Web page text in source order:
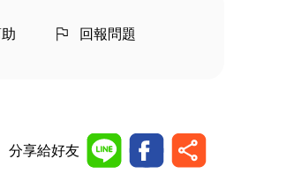
回報問題
分享給好友